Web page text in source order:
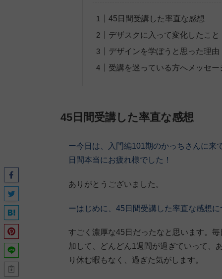
45日間受講した率直な感想
デザスクに入って変化したこと
デザインを学ぼうと思った理由
受講を迷っている方へメッセー
45日間受講した率直な感想
ー今日は、入門編101期のかっちさんに来
日間本当にお疲れ様でした！
ありがとうございました。
ーはじめに、45日間受講した率直な感想
すごく濃厚な45日だったなと思います。
加して、どんどん1週間が過ぎていって、
り休む暇もなく、過ぎた気がします。